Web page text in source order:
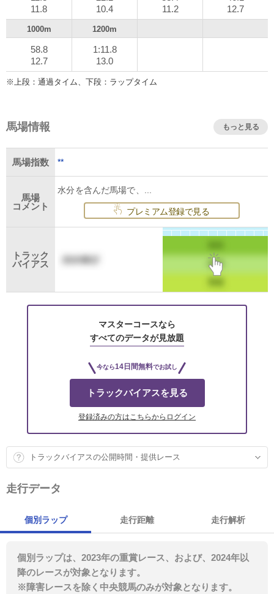
11.8
10.4
11.2
12.7
1000m 1200m
58.8
12.7
1:11.8
13.0
※上段：通過タイム、下段：ラップタイム
馬場情報 もっと見る
馬場指数 **
馬場
コメント
水分を含んだ馬場で、...
プレミアム登録で見る
トラック
バイアス
マスターコースなら
すべてのデータが見放題
今なら14日間無料でお試し
トラックバイアスを見る
登録済みの方はこちらからログイン
トラックバイアスの公開時間・提供レース
走行データ
個別ラップ 走行距離 走行解析
個別ラップは、2023年の重賞レース、および、2024年以
降のレースが対象となります。
※障害レースを除く中央競馬のみが対象となります。